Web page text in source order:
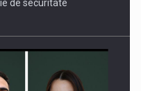
de securitate